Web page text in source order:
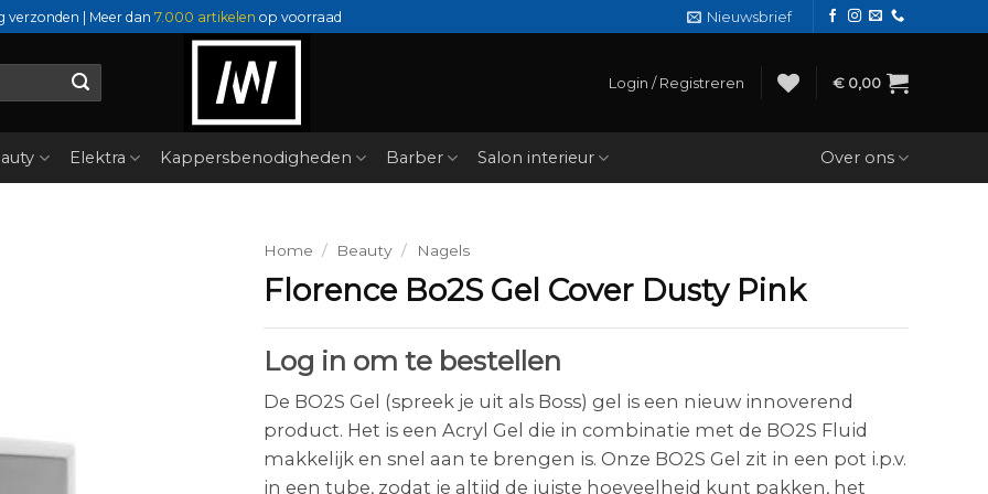
verzonden | Meer dan 7.000 artikelen op voorraad Nieuwsbrief
Login / Registreren € 0,00
Elektra Kappersbenodigheden Barber Salon interieur Over ons
Home / Beauty / Nagels
Florence Bo2S Gel Cover Dusty Pink
Log in om te bestellen
De BO2S Gel (spreek je uit als Boss) gel is een nieuw innoverend
product. Het is een Acryl Gel die in combinatie met de BO2S Fluid
makkelijk en snel aan te brengen is. Onze BO2S Gel zit in een pot i.p.v.
in een tube, zodat je altijd de juiste hoeveelheid kunt pakken, het